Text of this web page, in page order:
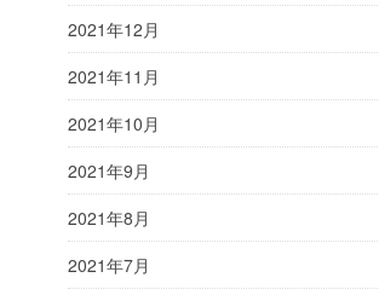
2021年12月
2021年11月
2021年10月
2021年9月
2021年8月
2021年7月